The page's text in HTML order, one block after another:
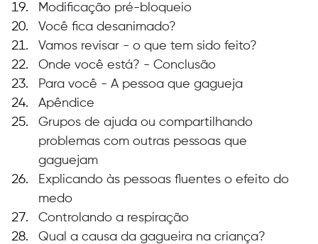
Modificação pré-bloqueio
Você fica desanimado?
Vamos revisar - o que tem sido feito?
Onde você está? - Conclusão
Para você - A pessoa que gagueja
Apêndice
Grupos de ajuda ou compartilhando
problemas com outras pessoas que
gaguejam
Explicando às pessoas fluentes o efeito do
medo
Controlando a respiração
Qual a causa da gagueira na criança?